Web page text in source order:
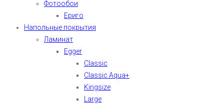
Фотообои
Ериго
Напольные покрытия
Ламинат
Egger
Classic
Classic Aqua+
Kingsize
Large